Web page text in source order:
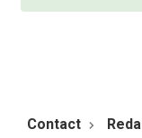
Contact